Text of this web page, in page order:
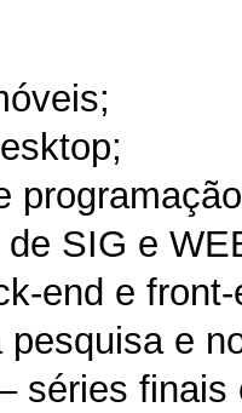
SIG e
end e
e
séries